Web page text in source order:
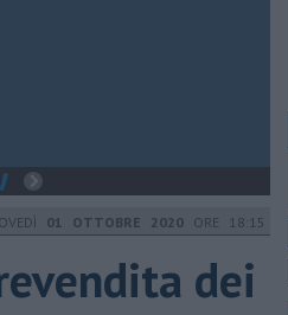
01 OTTOBRE 2020 ORE 18:15
dei